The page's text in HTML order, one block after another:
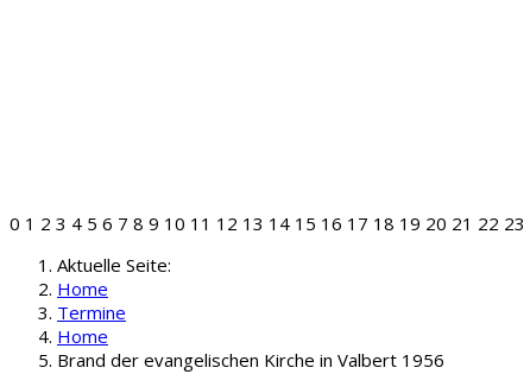
0 1 2 3 4 5 6 7 8 9 10 11 12 13 14 15 16 17 18 19 20 21 22 23
Aktuelle Seite:
Home
Termine
Home
Brand der evangelischen Kirche in Valbert 1956